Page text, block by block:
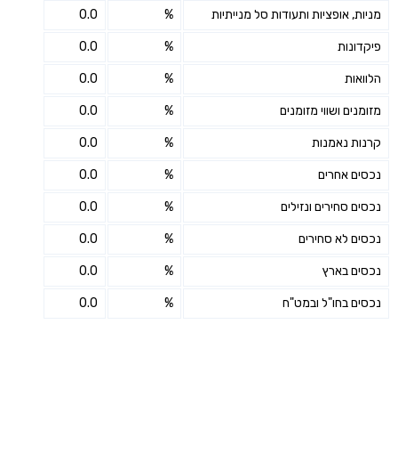
מניות, אופציות ותעודות סל מנייתיות %
0.0
פיקדונות %
0.0
הלוואות %
0.0
מזומנים ושווי מזומנים %
0.0
קרנות נאמנות %
0.0
נכסים אחרים %
0.0
נכסים סחירים ונזילים %
0.0
נכסים לא סחירים %
0.0
נכסים בארץ %
0.0
נכסים בחו"ל ובמט"ח %
0.0